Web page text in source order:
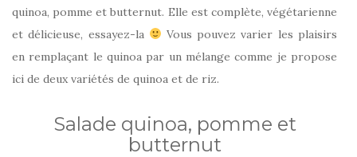
quinoa, pomme et butternut. Elle est complète, végétarienne
et délicieuse, essayez-la
Vous pouvez varier les plaisirs
en remplaçant le quinoa par un mélange comme je propose
ici de deux variétés de quinoa et de riz.
Salade quinoa, pomme et
butternut